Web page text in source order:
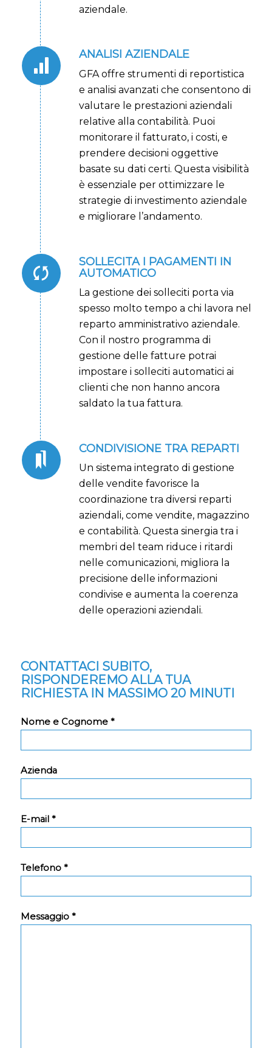
aziendale.
ANALISI AZIENDALE
GFA offre strumenti di reportistica
e analisi avanzati che consentono di
valutare le prestazioni aziendali
relative alla contabilità. Puoi
monitorare il fatturato, i costi, e
prendere decisioni oggettive
basate su dati certi. Questa visibilità
è essenziale per ottimizzare le
strategie di investimento aziendale
e migliorare l’andamento.
SOLLECITA I PAGAMENTI IN
AUTOMATICO
La gestione dei solleciti porta via
spesso molto tempo a chi lavora nel
reparto amministrativo aziendale.
Con il nostro programma di
gestione delle fatture potrai
impostare i solleciti automatici ai
clienti che non hanno ancora
saldato la tua fattura.
CONDIVISIONE TRA REPARTI
Un sistema integrato di gestione
delle vendite favorisce la
coordinazione tra diversi reparti
aziendali, come vendite, magazzino
e contabilità. Questa sinergia tra i
membri del team riduce i ritardi
nelle comunicazioni, migliora la
precisione delle informazioni
condivise e aumenta la coerenza
delle operazioni aziendali.
CONTATTACI SUBITO,
RISPONDEREMO ALLA TUA
RICHIESTA IN MASSIMO 20 MINUTI
Nome e Cognome *
Azienda
E-mail *
Telefono *
Messaggio *